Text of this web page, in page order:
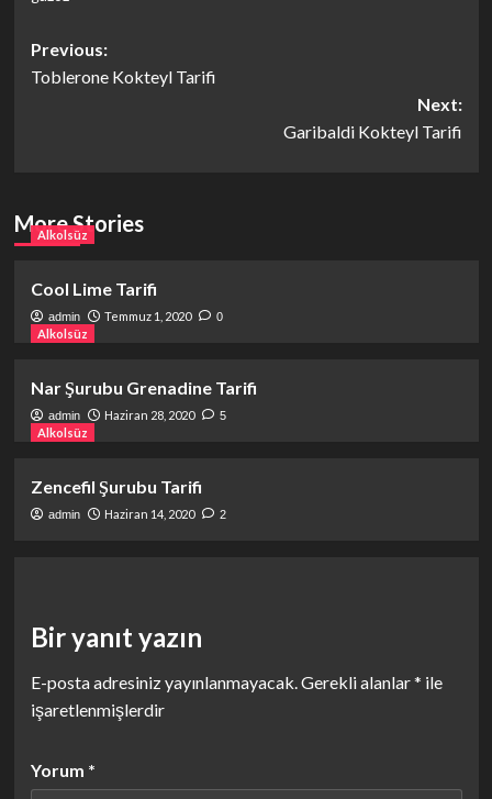
Post
navigation
Previous:
Toblerone Kokteyl Tarifi
Next:
Garibaldi Kokteyl Tarifi
More Stories
Alkolsüz
Cool Lime Tarifi
admin Temmuz 1, 2020 0
Alkolsüz
Nar Şurubu Grenadine Tarifi
admin Haziran 28, 2020 5
Alkolsüz
Zencefil Şurubu Tarifi
admin Haziran 14, 2020 2
Bir yanıt yazın
E-posta adresiniz yayınlanmayacak.Gerekli alanlar* ile
işaretlenmişlerdir
Yorum *